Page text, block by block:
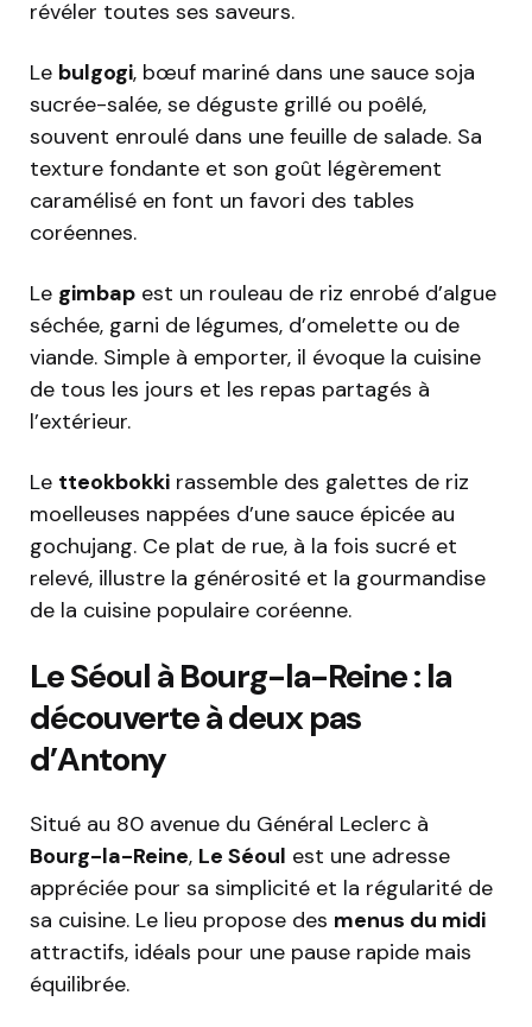
révéler toutes ses saveurs.
Le bulgogi, bœuf mariné dans une sauce soja
sucrée-salée, se déguste grillé ou poêlé,
souvent enroulé dans une feuille de salade. Sa
texture fondante et son goût légèrement
caramélisé en font un favori des tables
coréennes.
Le gimbap est un rouleau de riz enrobé d’algue
séchée, garni de légumes, d’omelette ou de
viande. Simple à emporter, il évoque la cuisine
de tous les jours et les repas partagés à
l’extérieur.
Le tteokbokki rassemble des galettes de riz
moelleuses nappées d’une sauce épicée au
gochujang. Ce plat de rue, à la fois sucré et
relevé, illustre la générosité et la gourmandise
de la cuisine populaire coréenne.
Le Séoul à Bourg-la-Reine : la
découverte à deux pas
d’Antony
Situé au 80 avenue du Général Leclerc à
Bourg-la-Reine, Le Séoul est une adresse
appréciée pour sa simplicité et la régularité de
sa cuisine. Le lieu propose des menus du midi
attractifs, idéals pour une pause rapide mais
équilibrée.